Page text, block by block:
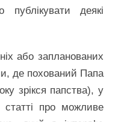
публікувати деякі
або запланованих
де похований Папа
зрікся папства), у
статті про можливе